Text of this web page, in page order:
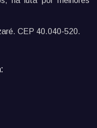
CEP 40.040-520.